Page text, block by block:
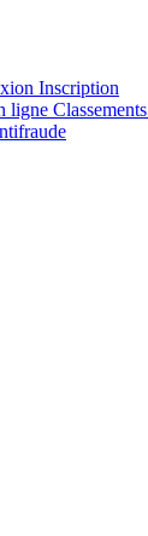
Inscription
ligne Classements